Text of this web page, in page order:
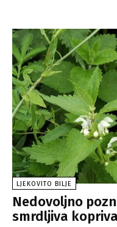
LJEKOVITO BILJE
Nedovoljno
smrdljiva kopriva